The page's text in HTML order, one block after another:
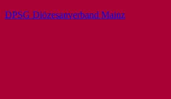
DPSG Diözesanverband Mainz